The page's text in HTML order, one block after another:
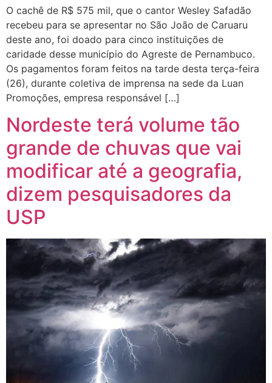
O cachê de R$ 575 mil, que o cantor Wesley Safadão
recebeu para se apresentar no São João de Caruaru
deste ano, foi doado para cinco instituições de
caridade desse município do Agreste de Pernambuco.
Os pagamentos foram feitos na tarde desta terça-feira
(26), durante coletiva de imprensa na sede da Luan
Promoções, empresa responsável […]
Nordeste terá volume tão
grande de chuvas que vai
modificar até a geografia,
dizem pesquisadores da
USP